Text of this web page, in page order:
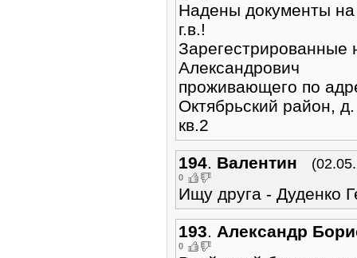
Надены документы
г.в.!
Зарегестрированные
Александрович
проживающего по
Октябрьский район,
кв.2
194. Валентин
0
Ищу друга - Дуденко
193. Александр
0